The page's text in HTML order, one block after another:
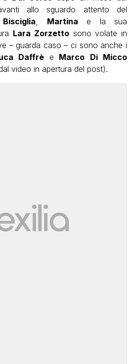
allo sguardo attento del
, Martina e la sua
Lara Zorzettosono volate in
– guarda caso – ci sono anche i
Daffrè e Marco Di Micco
video in apertura del post).